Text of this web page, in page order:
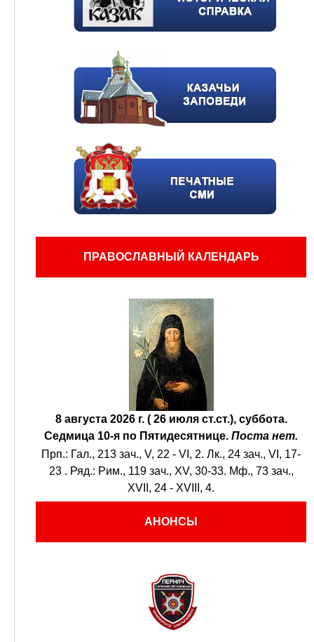
ПРАВОСЛАВНЫЙ КАЛЕНДАРЬ
8 августа 2026 г. ( 26 июля ст.ст.), суббота.
Седмица 10-я по Пятидесятнице. Поста нет.
Прп.: Гал., 213 зач., V, 22 - VI, 2. Лк., 24 зач., VI, 17-
23 . Ряд.: Рим., 119 зач., XV, 30-33. Мф., 73 зач.,
XVII, 24 - XVIII, 4.
АНОНСЫ